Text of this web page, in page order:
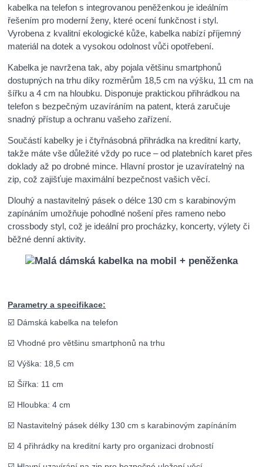
kabelka na telefon s integrovanou peněženkou je ideálním
řešením pro moderní ženy, které ocení funkčnost i styl.
Vyrobena z kvalitní ekologické kůže, kabelka nabízí příjemný
materiál na dotek a vysokou odolnost vůči opotřebení.
Kabelka je navržena tak, aby pojala většinu smartphonů
dostupných na trhu díky rozměrům 18,5 cm na výšku, 11 cm na
šířku a 4 cm na hloubku. Disponuje praktickou přihrádkou na
telefon s bezpečným uzavíráním na patent, která zaručuje
snadný přístup a ochranu vašeho zařízení.
Součástí kabelky je i čtyřnásobná přihrádka na kreditní karty,
takže máte vše důležité vždy po ruce – od platebních karet přes
doklady až po drobné mince. Hlavní prostor je uzavíratelný na
zip, což zajišťuje maximální bezpečnost vašich věcí.
Dlouhý a nastavitelný pásek o délce 130 cm s karabinovým
zapínáním umožňuje pohodlné nošení přes rameno nebo
crossbody styl, což je ideální pro procházky, koncerty, výlety či
běžné denní aktivity.
Parametry a specifikace:
☑️ Dámská kabelka na telefon
☑️ Vhodné pro většinu smartphonů na trhu
☑️ Výška: 18,5 cm
☑️ Šířka: 11 cm
☑️ Hloubka: 4 cm
☑️ Nastavitelný pásek délky 130 cm s karabinovým zapínáním
☑️ 4 přihrádky na kreditní karty pro organizaci drobností